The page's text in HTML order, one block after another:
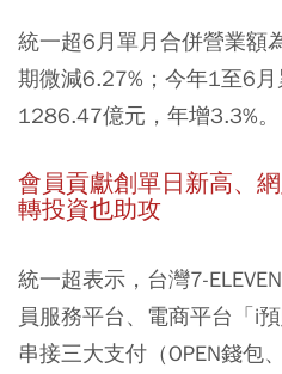
統一超6月單月合併營業額
期微減6.27%；今年1至6
1286.47億元，年增3.3%。
會員貢獻創單日新高、
轉投資也助攻
統一超表示，台灣7-
員服務平台、電商平台「i
串接三大支付（OPEN錢包